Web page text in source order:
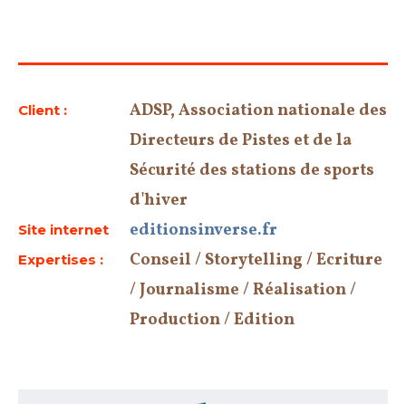
Client :
ADSP, Association nationale des
Directeurs de Pistes et de la
Sécurité des stations de sports
d'hiver
Site internet editionsinverse.fr
Expertises :
Conseil / Storytelling / Ecriture
/ Journalisme / Réalisation /
Production / Edition